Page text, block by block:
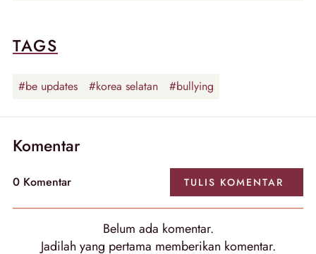
TAGS
#be updates #korea selatan #bullying
Komentar
0 Komentar TULIS KOMENTAR
Belum ada komentar.
Jadilah yang pertama memberikan komentar.